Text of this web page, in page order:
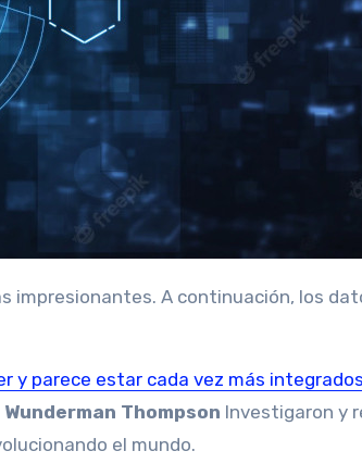
y parece estar cada vez más
Thompson Investigaron y
el mundo.